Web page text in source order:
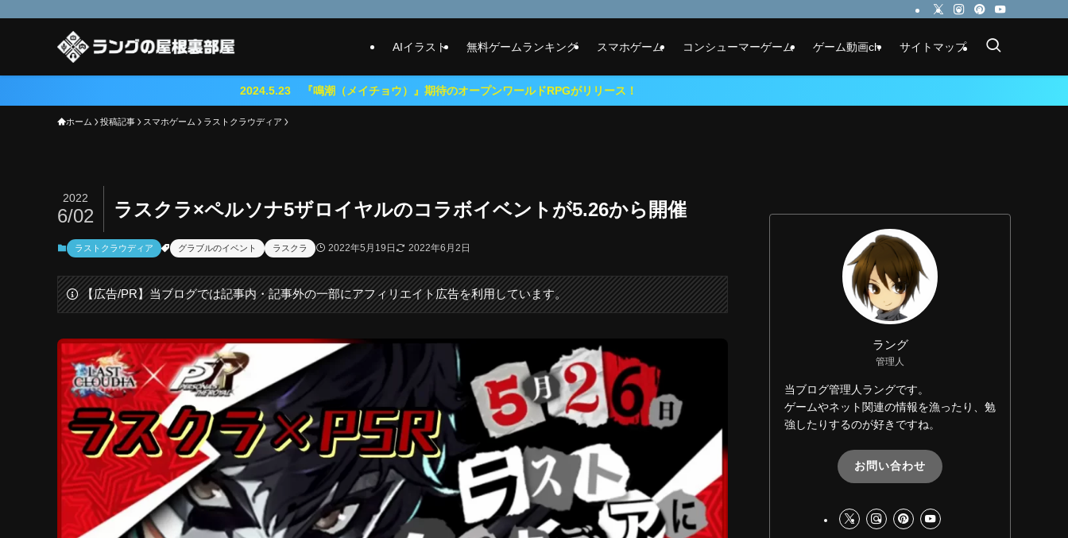
AIイラスト 無料ゲームランキング スマホゲーム コンシューマーゲーム ゲーム動画ch サイトマップ
2024.5.23 『鳴潮（メイチョウ）』期待のオープンワールドRPGがリリース！
ホーム 投稿記事 スマホゲーム ラストクラウディア
ラスクラ×ペルソナ5ザロイヤルのコラボイベントが5.26から開催
2022
6/02
ラストクラウディア グラブルのイベント ラスクラ 2022年5月19日 2022年6月2日
【広告/PR】当ブログでは記事内・記事外の一部にアフィリエイト広告を利用しています。
ラング
管理人
当ブログ管理人ラングです。
ゲームやネット関連の情報を漁ったり、勉
強したりするのが好きですね。
お問い合わせ